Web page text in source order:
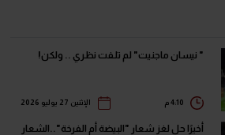
" ​نيسان ماجنيت" لم تلفت نظري .. ولكن!
الإثنين 27 يوليو 2026
أخيرًا حل لغز شعار "البيضة أم الفرخة"..الشعار